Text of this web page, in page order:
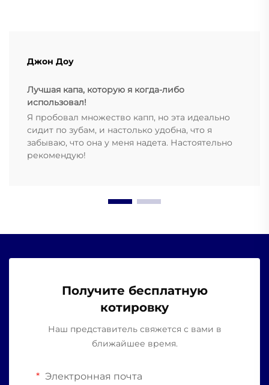
Джон Доу
Лучшая капа, которую я когда-либо
использовал!
Я пробовал множество капп, но эта идеально
сидит по зубам, и настолько удобна, что я
забываю, что она у меня надета. Настоятельно
рекомендую!
Получите бесплатную
котировку
Наш представитель свяжется с вами в
ближайшее время.
Электронная почта